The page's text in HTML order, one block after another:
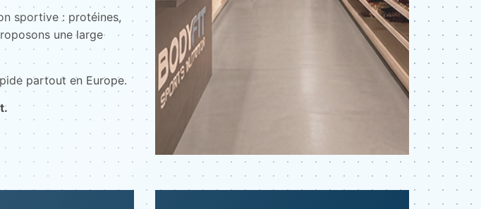
sportive : protéines,
une large
partout en Europe.